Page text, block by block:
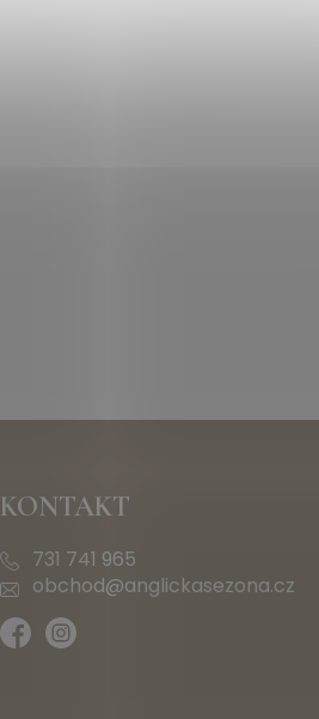
KONTAKT
731 741 965
obchod@anglickasezona.cz